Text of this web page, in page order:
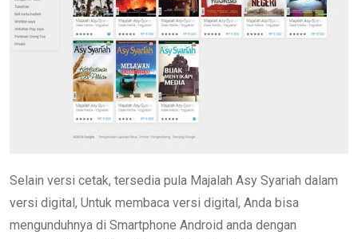
Selain versi cetak, tersedia pula Majalah Asy Syariah dalam
versi digital, Untuk membaca versi digital, Anda bisa
mengunduhnya di Smartphone Android anda dengan